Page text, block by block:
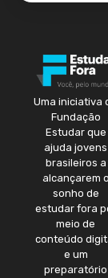
Uma iniciativa
Fundação
Estudar que
ajuda jovens
brasileiros a
alcançarem o
sonho de
estudar fora
meio de
conteúdo
e um
preparatório